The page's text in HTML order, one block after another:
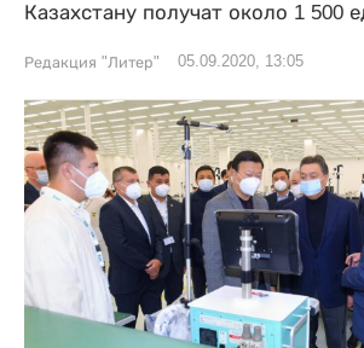
Казахстану получат около 1 500
Редакция "Литер" 05.09.2020, 13:05